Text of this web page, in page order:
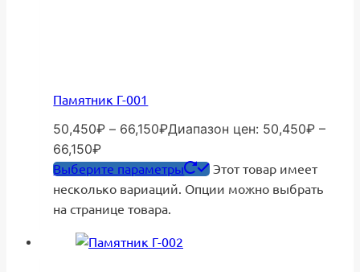
Памятник Г-001
50,450₽ – 66,150₽Диапазон цен: 50,450₽ –
66,150₽
Выберите параметры
Этот товар имеет
несколько вариаций. Опции можно выбрать
на странице товара.